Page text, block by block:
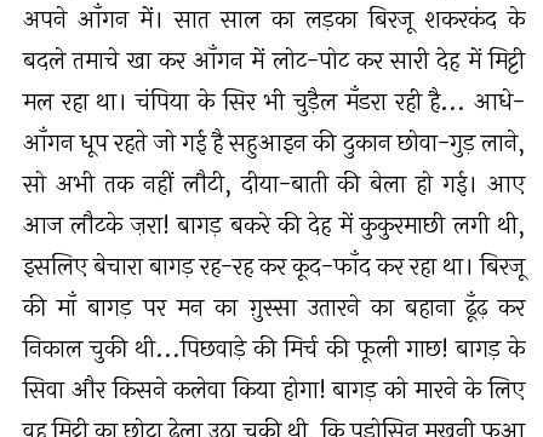
अपने आँगन में। सात साल का लड़का बिरजू शकरकंद के
बदले तमाचे खा कर आँगन में लोट-पोट कर सारी देह में मिट्टी
मल रहा था। चंपिया के सिर भी चुड़ैल मँडरा रही है... आधे-
आँगन धूप रहते जो गई है सहुआइन की दुकान छोवा-गुड़ लाने,
सो अभी तक नहीं लौटी, दीया-बाती की बेला हो गई। आए
आज लौटके ज़रा! बागड़ बकरे की देह में कुकुरमाछी लगी थी,
इसलिए बेचारा बागड़ रह-रह कर कूद-फाँद कर रहा था। बिरजू
की माँ बागड़ पर मन का ग़ुस्सा उतारने का बहाना ढूँढ़ कर
निकाल चुकी थी...पिछवाड़े की मिर्च की फूली गाछ! बागड़ के
सिवा और किसने कलेवा किया होगा! बागड़ को मारने के लिए